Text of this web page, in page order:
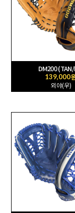
DM200
139,000
외야(우)